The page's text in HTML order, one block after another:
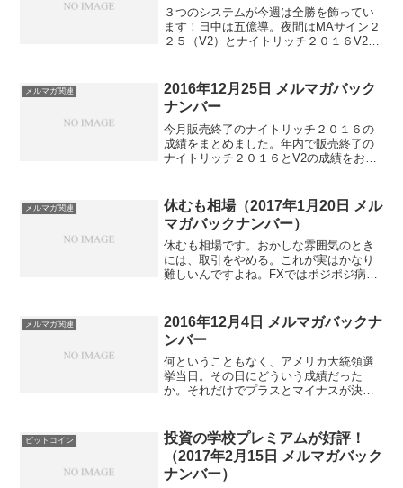
３つのシステムが今週は全勝を飾ってい
ます！日中は五億導。夜間はMAサイン２
２５（V2）とナイトリッチ２０１６V2。
れますね。取るときはかなり大きく取る
ので。。。今がその...
メルマガ関連
2016年12月25日 メルマガバック
ナンバー
今月販売終了のナイトリッチ２０１６の
成績をまとめました。年内で販売終了の
ナイトリッチ２０１６とV2の成績をお知
す。発売後の成績●ナイトリッチ２０１６
２０１６年１月 1,26...
メルマガ関連
休むも相場（2017年1月20日 メル
マガバックナンバー）
休むも相場です。おかしな雰囲気のとき
には、取引をやめる。これが実はかなり
難しいんですよね。FXではポジポジ病と
ても取引しないと気が済まない。先物や
株式取引ならこういうこ...
メルマガ関連
2016年12月4日 メルマガバックナ
ンバー
何ということもなく、アメリカ大統領選
挙当日。その日にどういう成績だった
か。それだけでプラスとマイナスが決ま
ト大きすぎました。逆にこの日を見送っ
ていたとすると。。。システ...
ビットコイン
投資の学校プレミアムが好評！
（2017年2月15日 メルマガバック
ナンバー）